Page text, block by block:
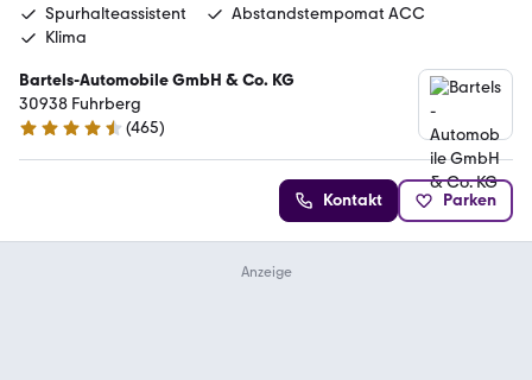
Spurhalteassistent
Abstandstempomat ACC
Klima
Bartels-Automobile GmbH & Co. KG
30938 Fuhrberg
4.6 Sterne
(465)
Kontakt Parken